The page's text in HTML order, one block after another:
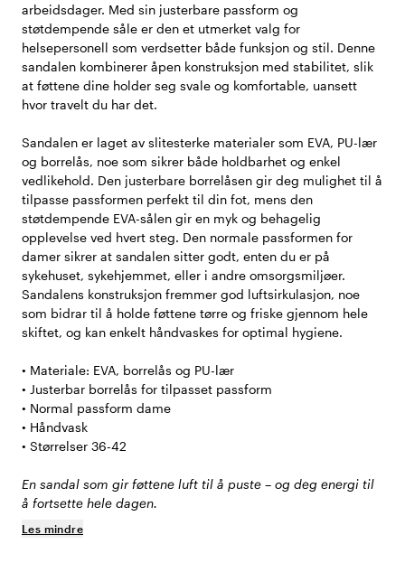
arbeidsdager. Med sin justerbare passform og
støtdempende såle er den et utmerket valg for
helsepersonell som verdsetter både funksjon og stil. Denne
sandalen kombinerer åpen konstruksjon med stabilitet, slik
at føttene dine holder seg svale og komfortable, uansett
hvor travelt du har det.
Sandalen er laget av slitesterke materialer som EVA, PU-lær
og borrelås, noe som sikrer både holdbarhet og enkel
vedlikehold. Den justerbare borrelåsen gir deg mulighet til å
tilpasse passformen perfekt til din fot, mens den
støtdempende EVA-sålen gir en myk og behagelig
opplevelse ved hvert steg. Den normale passformen for
damer sikrer at sandalen sitter godt, enten du er på
sykehuset, sykehjemmet, eller i andre omsorgsmiljøer.
Sandalens konstruksjon fremmer god luftsirkulasjon, noe
som bidrar til å holde føttene tørre og friske gjennom hele
skiftet, og kan enkelt håndvaskes for optimal hygiene.
• Materiale: EVA, borrelås og PU-lær
• Justerbar borrelås for tilpasset passform
• Normal passform dame
• Håndvask
• Størrelser 36-42
En sandal som gir føttene luft til å puste – og deg energi til
å fortsette hele dagen.
Les mindre